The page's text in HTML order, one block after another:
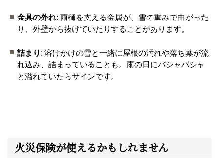
金具の外れ: 雨樋を支える金属が、雪の重みで曲がった
り、外壁から抜けていたりすることがあります。
詰まり : 溶けかけの雪と一緒に屋根の汚れや落ち葉が流
れ込み、詰まっていることも。雨の日にバシャバシャ
と溢れていたらサインです。
火災保険が使えるかもしれません